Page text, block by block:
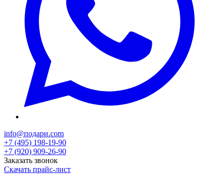
info@подари.com
+7 (495) 198-19-90
+7 (920) 909-26-90
Заказать звонок
Скачать прайс-лист